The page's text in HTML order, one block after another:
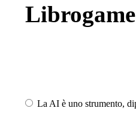
La AI è uno strumento,